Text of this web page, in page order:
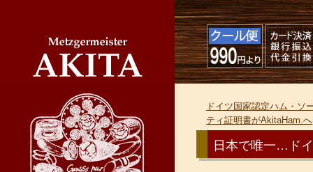
ドイツ国家認定ハム・
ティ証明書がAkitaHam.へ
日本で唯一…ド